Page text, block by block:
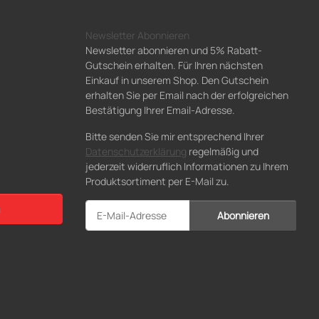
Newsletter Abonnieren
Newsletter abonnieren und 5% Rabatt-
Gutschein erhalten. Für Ihren nächsten
Einkauf in unserem Shop. Den Gutschein
erhalten Sie per Email nach der erfolgreichen
Bestätigung Ihrer Email-Adresse.
Bitte senden Sie mir entsprechend Ihrer
Datenschutzerklärung regelmäßig und
jederzeit widerruflich Informationen zu Ihrem
Produktsortiment per E-Mail zu.
Abonnieren